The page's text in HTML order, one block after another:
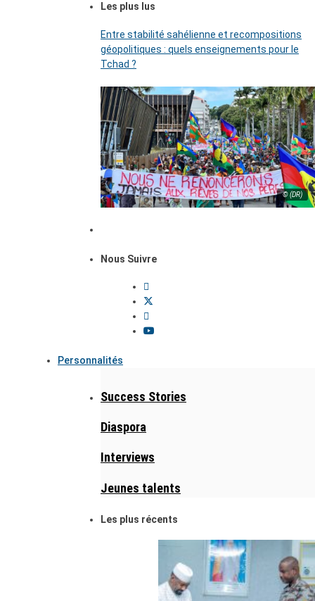
Les plus lus
Entre stabilité sahélienne et recompositions
géopolitiques : quels enseignements pour le
Tchad ?
© (DR)
Nous Suivre
Personnalités
Success Stories
Diaspora
Interviews
Jeunes talents
Les plus récents